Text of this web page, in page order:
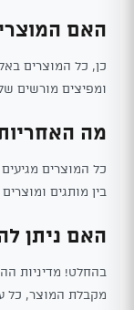
האם
ומפיצים מורשים
מה
כל המוצרים
בין מותגים
האם ניתן
מקבלת המוצר, כל